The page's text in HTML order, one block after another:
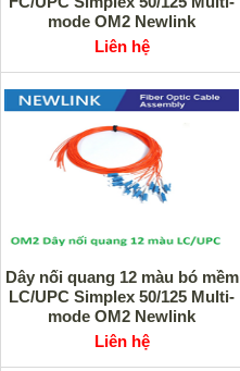
mode OM2 Newlink
Liên hệ
Dây nối quang 12 màu bó mềm
LC/UPC Simplex 50/125 Multi-
mode OM2 Newlink
Liên hệ